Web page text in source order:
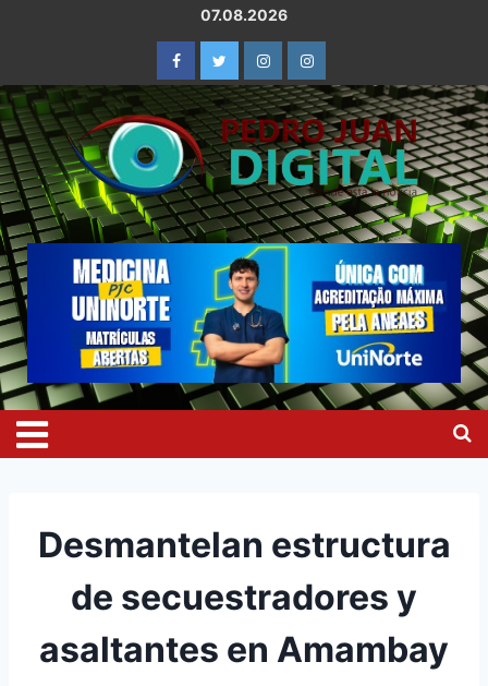
07.08.2026
Desmantelan estructura
de secuestradores y
asaltantes en Amambay